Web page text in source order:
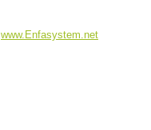
www.Enfasystem.net